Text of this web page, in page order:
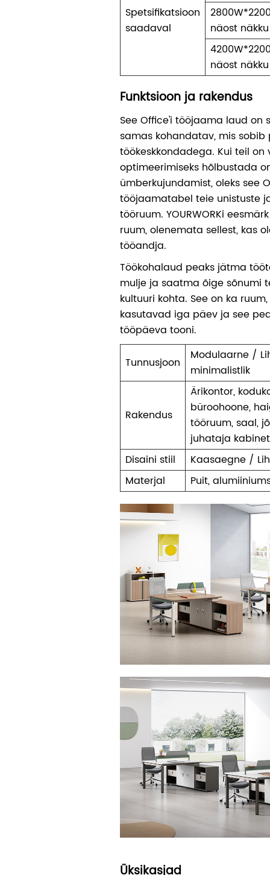
Spetsifikatsioon
saadaval
näost
näost
Funktsioon ja rakendus
See Office'i tööjaama laud on
samas kohandatav, mis sobib
töökeskkondadega. Kui teil on
optimeerimiseks hõlbustada
ümberkujundamist, oleks see
tööjaamatabel teie unistuste
tööruum. YOURWORKi
ruum, olenemata sellest, kas
tööandja.
Töökohalaud peaks jätma
mulje ja saatma õige sõnumi
kultuuri kohta. See on ka
kasutavad iga päev ja see
tööpäeva tooni.
Tunnusjoon
Modulaarne /
minimalistlik
Rakendus
Ärikontor,
büroohoone,
tööruum, saal,
juhataja
Disaini stiil
Kaasaegne /
Materjal
Puit,
Üksikasjad